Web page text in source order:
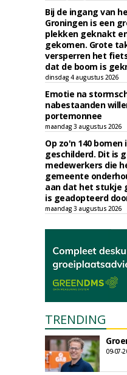
Bij de ingang van
Groningen is een
plekken geknakt
gekomen. Grote
versperren het
dat de boom is
dinsdag 4 augustus 2026
Emotie na
nabestaanden
portemonnee
maandag 3 augustus 2026
Op zo'n 140
geschilderd. Dit is
medewerkers die
gemeente
aan dat het stukje
is geadopteerd
maandag 3 augustus 2026
TRENDING
09-07-